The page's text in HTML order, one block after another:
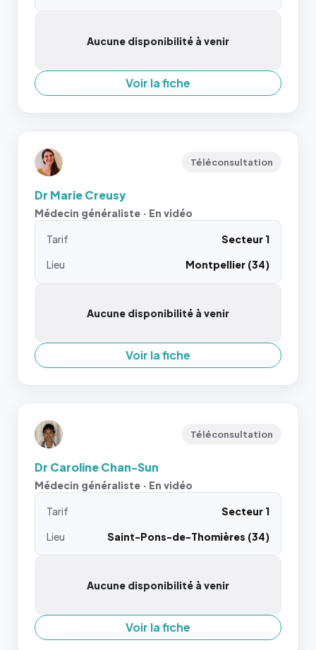
Aucune disponibilité à venir
Voir la fiche
Téléconsultation
Dr Marie Creusy
Médecin généraliste · En vidéo
Tarif
Secteur 1
Lieu
Montpellier (34)
Aucune disponibilité à venir
Voir la fiche
Téléconsultation
Dr Caroline Chan-Sun
Médecin généraliste · En vidéo
Tarif
Secteur 1
Lieu
Saint-Pons-de-Thomières (34)
Aucune disponibilité à venir
Voir la fiche